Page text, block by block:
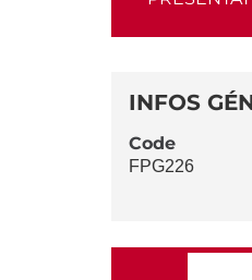
DE
LA
INFOS
Code
FPG226